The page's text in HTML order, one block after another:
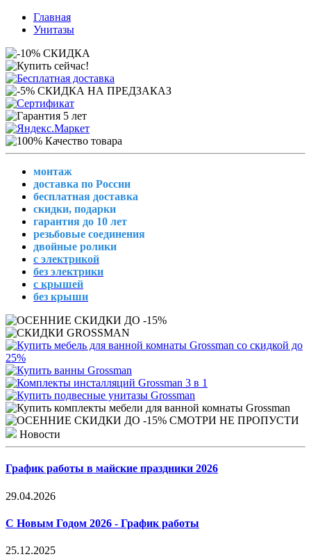
Главная
Унитазы
монтаж
доставка по России
бесплатная доставка
скидки, подарки
гарантия до 10 лет
резьбовые соединения
двойные ролики
с электрикой
без электрики
с крышей
без крыши
Новости
График работы в майские праздники 2026
29.04.2026
С Новым Годом 2026 - График работы
25.12.2025